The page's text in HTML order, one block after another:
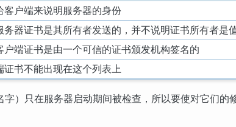
客户端来说明服务器的身份
务器证书是其所有者发送的，并不说明证书所有者是
户端证书是由一个可信的证书颁发机构签名的
证书不能出现在这个列表上
字）只在服务器启动期间被检查，所以要使对它们的